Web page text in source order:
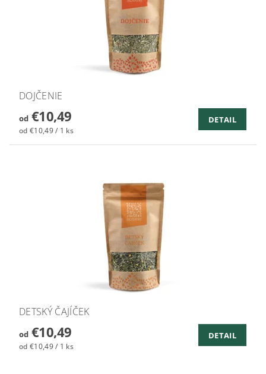
DOJČENIE
od€10,49
od €10,49 / 1 ks
DETAIL
DETSKÝ ČAJÍČEK
od€10,49
od €10,49 / 1 ks
DETAIL